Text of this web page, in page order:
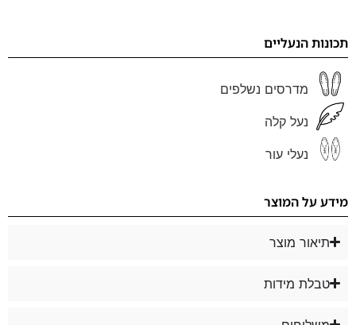
תכונות הנעליים
מדרסים נשלפים
נעל קלה
נעלי עור
מידע על המוצר
תיאור מוצר
טבלת מידות